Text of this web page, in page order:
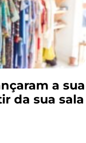
a sua
da sua sala